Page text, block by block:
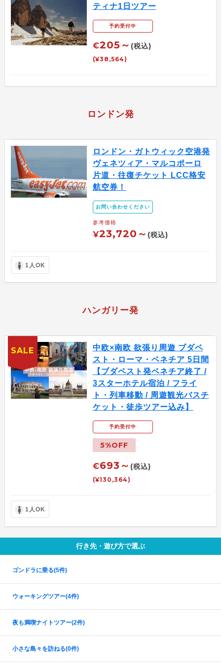
ティナ1日ツアー
予約受付中
€205～ (税込)
(¥38,564)
ロンドン発
ロンドン・ガトウィック空港発
ヴェネツィア・マルコポーロ
片道・往復チケット LCC格安
航空券！
お問い合わせください
参考価格
¥23,720～ (税込)
1人OK
ハンガリー発
中欧×南欧 欲張り周遊 ブダペ
スト・ローマ・ベネチア 5日間
【ブダペスト発ベネチア終了 /
3スターホテル宿泊 / フライ
ト・列車移動 / 周遊観光バスチ
ケット・徒歩ツアー込み】
予約受付中
5%OFF
€693～ (税込)
(¥130,364)
1人OK
SALE
行き先・遊び方で選ぶ
ゴンドラに乗る(5件)
ウォーキングツアー(4件)
夜も満喫ナイトツアー(2件)
小さな島々を訪ねる(0件)